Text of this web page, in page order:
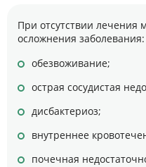
При отсутствии лечения
осложнения заболевания:
обезвоживание;
острая сосудистая
дисбактериоз;
внутреннее
почечная